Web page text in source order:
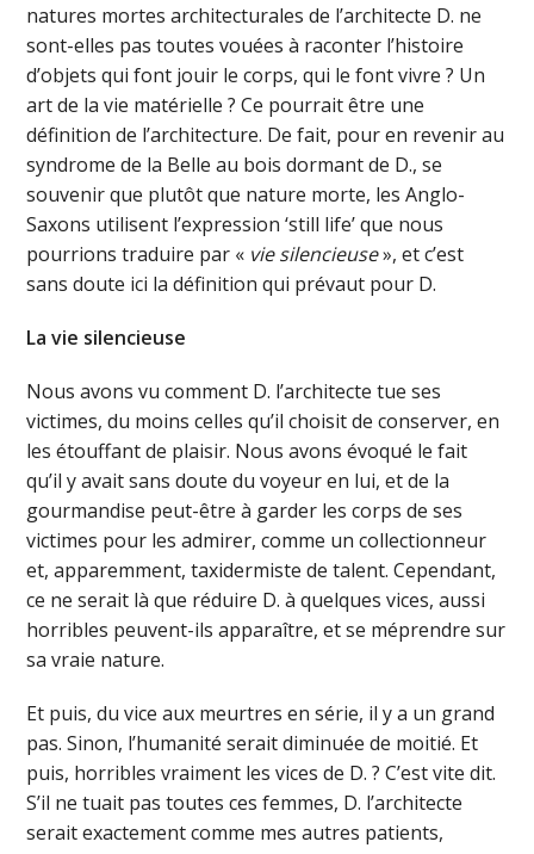
natures mortes architecturales de l’architecte D. ne
sont-elles pas toutes vouées à raconter l’histoire
d’objets qui font jouir le corps, qui le font vivre ? Un
art de la vie matérielle ? Ce pourrait être une
définition de l’architecture. De fait, pour en revenir au
syndrome de la Belle au bois dormant de D., se
souvenir que plutôt que nature morte, les Anglo-
Saxons utilisent l’expression ‘still life’ que nous
pourrions traduire par « vie silencieuse», et c’est
sans doute ici la définition qui prévaut pour D.
La vie silencieuse
Nous avons vu comment D. l’architecte tue ses
victimes, du moins celles qu’il choisit de conserver, en
les étouffant de plaisir. Nous avons évoqué le fait
qu’il y avait sans doute du voyeur en lui, et de la
gourmandise peut-être à garder les corps de ses
victimes pour les admirer, comme un collectionneur
et, apparemment, taxidermiste de talent. Cependant,
ce ne serait là que réduire D. à quelques vices, aussi
horribles peuvent-ils apparaître, et se méprendre sur
sa vraie nature.
Et puis, du vice aux meurtres en série, il y a un grand
pas. Sinon, l’humanité serait diminuée de moitié. Et
puis, horribles vraiment les vices de D. ? C’est vite dit.
S’il ne tuait pas toutes ces femmes, D. l’architecte
serait exactement comme mes autres patients,